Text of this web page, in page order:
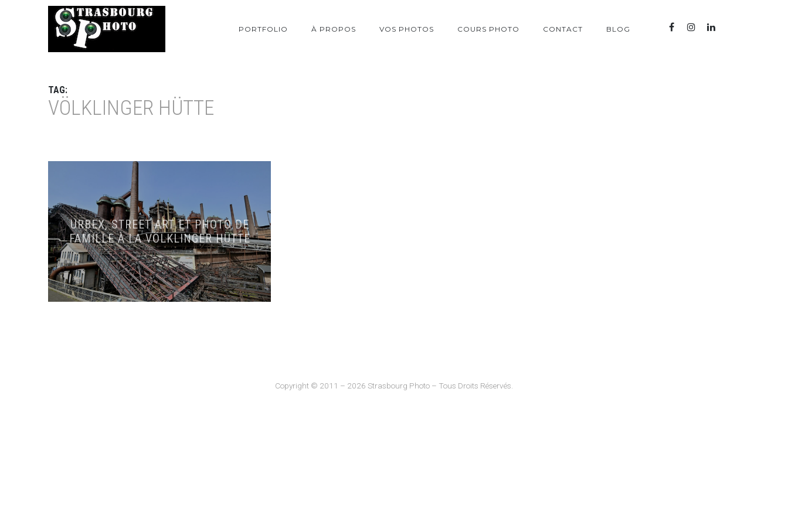
PORTFOLIO À PROPOS VOS PHOTOS COURS PHOTO CONTACT BLOG
TAG:
VÖLKLINGER HÜTTE
URBEX, STREET ART ET PHOTO DE
FAMILLE À LA VÖLKLINGER HÜTTE
Copyright © 2011 – 2026 Strasbourg Photo – Tous Droits Réservés.